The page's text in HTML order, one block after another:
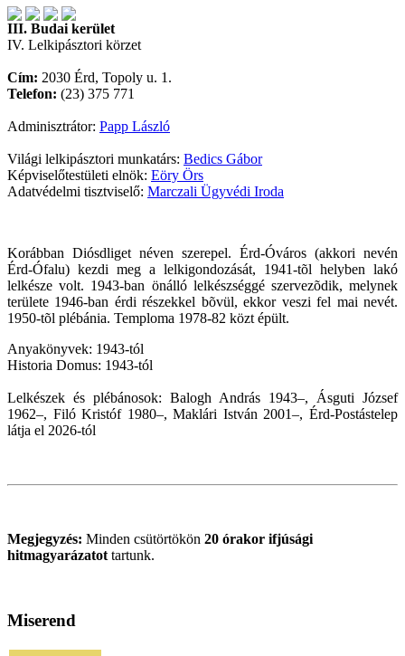
III. Budai kerület
IV. Lelkipásztori körzet
Cím: 2030 Érd, Topoly u. 1.
Telefon: (23) 375 771
Adminisztrátor: Papp László
Világi lelkipásztori munkatárs: Bedics Gábor
Képviselőtestületi elnök: Eöry Örs
Adatvédelmi tisztviselő: Marczali Ügyvédi Iroda
Korábban Diósdliget néven szerepel. Érd-Óváros (akkori nevén
Érd-Ófalu) kezdi meg a lelkigondozását, 1941-tõl helyben lakó
lelkésze volt. 1943-ban önálló lelkészséggé szervezõdik, melynek
területe 1946-ban érdi részekkel bõvül, ekkor veszi fel mai nevét.
1950-tõl plébánia. Temploma 1978-82 közt épült.
Anyakönyvek: 1943-tól
Historia Domus: 1943-tól
Lelkészek és plébánosok: Balogh András 1943–, Ásguti József
1962–, Filó Kristóf 1980–, Maklári István 2001–, Érd-Postástelep
látja el 2026-tól
Megjegyzés: Minden csütörtökön 20 órakor ifjúsági
hitmagyarázatot tartunk.
Miserend